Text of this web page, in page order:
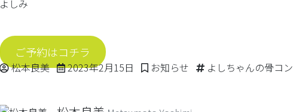
よしみ
ご予約はコチラ
Posted by
松本良美 2023年2月15日 2023年2月16日
Posted in
お知らせ Tags:
よしちゃんの骨コン